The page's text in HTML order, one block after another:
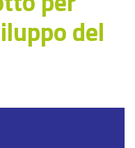
del